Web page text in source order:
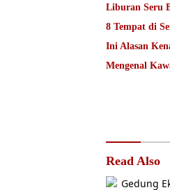
Liburan Seru
8 Tempat di
Ini Alasan
Mengenal
Read Also